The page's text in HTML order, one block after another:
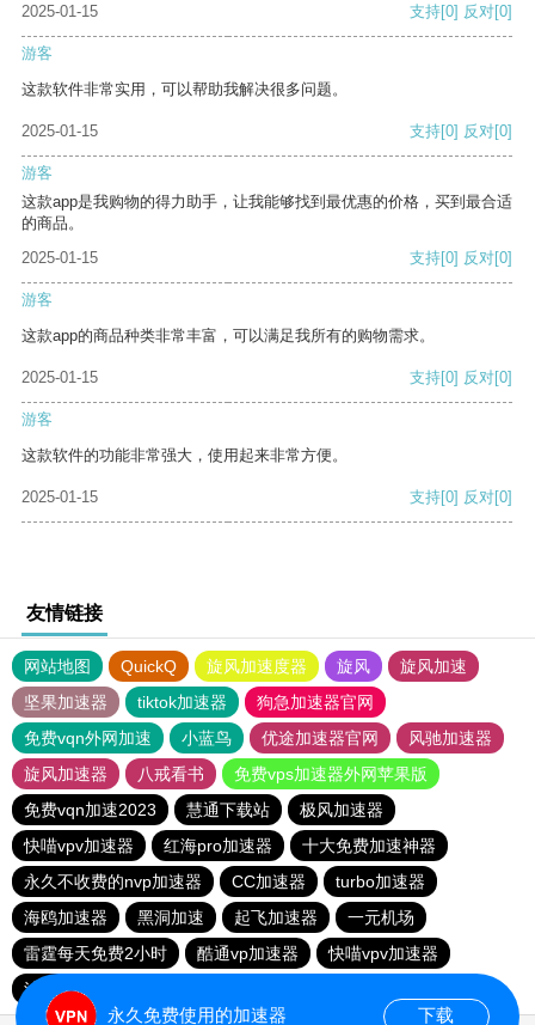
2025-01-15
支持[0] 反对[0]
游客
这款软件非常实用，可以帮助我解决很多问题。
2025-01-15 支持[0] 反对[0]
游客
这款app是我购物的得力助手，让我能够找到最优惠的价格，买到最合适
的商品。
2025-01-15
支持[0] 反对[0]
游客
这款app的商品种类非常丰富，可以满足我所有的购物需求。
2025-01-15 支持[0] 反对[0]
游客
这款软件的功能非常强大，使用起来非常方便。
2025-01-15 支持[0] 反对[0]
友情链接
网站地图 QuickQ 旋风加速度器 旋风
旋风加速
坚果加速器
tiktok加速器
狗急加速器官网
免费vqn外网加速
小蓝鸟 优途加速器官网
风驰加速器
旋风加速器
八戒看书
免费vps加速器外网苹果版
免费vqn加速2023
慧通下载站
极风加速器
快喵vpv加速器
红海pro加速器
十大免费加速神器
永久不收费的nvp加速器
CC加速器
turbo加速器
海鸥加速器
黑洞加速 起飞加速器
一元机场
雷霆每天免费2小时
酷通vp加速器
快喵vpv加速器
油管加速器
永久免费使用的加速器 下载